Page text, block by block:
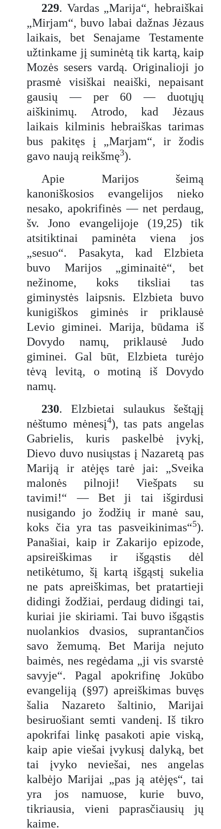
229. Vardas „Marija“, hebraiškai
„Mirjam“, buvo labai dažnas Jėzaus
laikais, bet Senajame Testamente
užtinkame jį suminėtą tik kartą, kaip
Mozės sesers vardą. Originalioji jo
prasmė visiškai neaiški, nepaisant
gausių — per 60 — duotųjų
aiškinimų. Atrodo, kad Jėzaus
laikais kilminis hebraiškas tarimas
bus pakitęs į „Marjam“, ir žodis
gavo naują reikšmę3).
Apie Marijos šeimą
kanoniškosios evangelijos nieko
nesako, apokrifinės — net perdaug,
šv. Jono evangelijoje (19,25) tik
atsitiktinai paminėta viena jos
„sesuo“. Pasakyta, kad Elzbieta
buvo Marijos „giminaitė“, bet
nežinome, koks tiksliai tas
giminystės laipsnis. Elzbieta buvo
kunigiškos giminės ir priklausė
Levio giminei. Marija, būdama iš
Dovydo namų, priklausė Judo
giminei. Gal būt, Elzbieta turėjo
tėvą levitą, o motiną iš Dovydo
namų.
230. Elzbietai sulaukus šeštąjį
nėštumo mėnesį4), tas pats angelas
Gabrielis, kuris paskelbė įvykį,
Dievo duvo nusiųstas į Nazaretą pas
Mariją ir atėjęs tarė jai: „Sveika
malonės pilnoji! Viešpats su
tavimi!“ — Bet ji tai išgirdusi
nusigando jo žodžių ir manė sau,
koks čia yra tas pasveikinimas“5).
Panašiai, kaip ir Zakarijo epizode,
apsireiškimas ir išgąstis dėl
netikėtumo, šį kartą išgąstį sukelia
ne pats apreiškimas, bet pratartieji
didingi žodžiai, perdaug didingi tai,
kuriai jie skiriami. Tai buvo išgąstis
nuolankios dvasios, suprantančios
savo žemumą. Bet Marija nejuto
baimės, nes regėdama „ji vis svarstė
savyje“. Pagal apokrifinę Jokūbo
evangeliją (§97) apreiškimas buvęs
šalia Nazareto šaltinio, Marijai
besiruošiant semti vandenį. Iš tikro
apokrifai linkę pasakoti apie viską,
kaip apie viešai įvykusį dalyką, bet
tai įvyko neviešai, nes angelas
kalbėjo Marijai „pas ją atėjęs“, tai
yra jos namuose, kurie buvo,
tikriausia, vieni paprasčiausių jų
kaime.